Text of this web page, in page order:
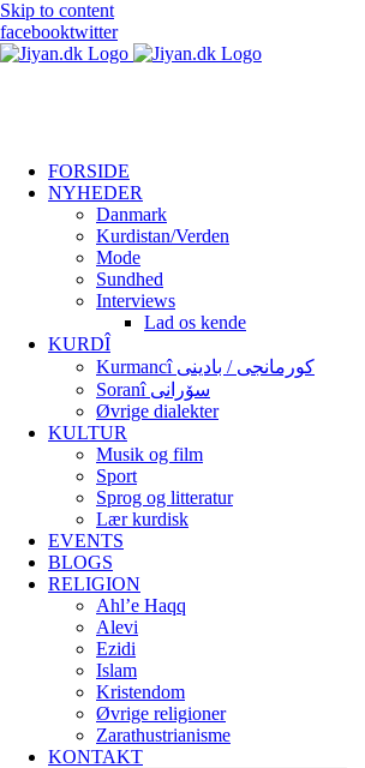
Skip to content
facebooktwitter
FORSIDE
NYHEDER
Danmark
Kurdistan/Verden
Mode
Sundhed
Interviews
Lad os kende
KURDÎ
Kurmancî کورمانجی / بادینی
Soranî سۆرانی
Øvrige dialekter
KULTUR
Musik og film
Sport
Sprog og litteratur
Lær kurdisk
EVENTS
BLOGS
RELIGION
Ahl’e Haqq
Alevi
Ezidi
Islam
Kristendom
Øvrige religioner
Zarathustrianisme
KONTAKT